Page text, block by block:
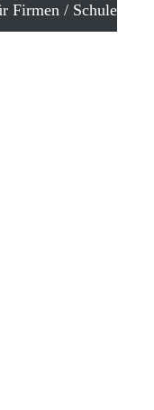
Firmen / Schule